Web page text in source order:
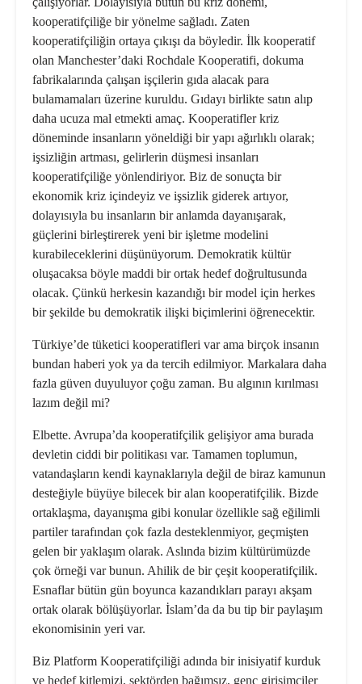
kooperatifçiliğe bir yönelme sağladı. Zaten
kooperatifçiliğin ortaya çıkışı da böyledir. İlk kooperatif
olan Manchester’daki Rochdale Koopera­tifi, dokuma
fabrikalarında çalışan iş­çilerin gıda alacak para
bulamamaları üzerine kuruldu. Gıdayı birlikte satın alıp
daha ucuza mal etmekti amaç. Ko­operatifler kriz
döneminde insanların yöneldiği bir yapı ağırlıklı olarak;
işsiz­liğin artması, gelirlerin düşmesi insan­ları
kooperatifçiliğe yönlendiriyor. Biz de sonuçta bir
ekonomik kriz içindeyiz ve işsizlik giderek artıyor,
dolayısıyla bu insanların bir anlamda dayanışarak,
güçlerini birleştirerek yeni bir işletme modelini
kurabileceklerini düşünüyo­rum. Demokratik kültür
oluşacaksa böyle maddi bir ortak hedef doğrultu­sunda
olacak. Çünkü herkesin kazan­dığı bir model için herkes
bir şekilde bu demokratik ilişki biçimlerini öğre­necektir.
Türkiye’de tüketici kooperatifleri var ama birçok insanın
bundan haberi yok ya da tercih edilmiyor. Markalara daha
fazla güven duyuluyor çoğu za­man. Bu algının kırılması
lazım değil mi?
Elbette. Avrupa’da kooperatifçilik ge­lişiyor ama burada
devletin ciddi bir politikası var. Tamamen toplumun,
vatandaşların kendi kaynaklarıyla değil de biraz kamunun
desteğiyle büyüye­ bilecek bir alan kooperatifçilik. Bizde
ortaklaşma, dayanışma gibi konular özellikle sağ eğilimli
partiler tarafından çok fazla desteklenmiyor, geçmişten
gelen bir yaklaşım olarak. Aslında bi­zim kültürümüzde
çok örneği var bu­nun. Ahilik de bir çeşit kooperatifçilik.
Esnaflar bütün gün boyunca kazandık­ları parayı akşam
ortak olarak bölüşü­yorlar. İslam’da da bu tip bir paylaşım
ekonomisinin yeri var.
Biz Platform Kooperatifçiliği adında bir inisiyatif kurduk
ve hedef kitlemizi, sektörden bağımsız, genç girişimciler